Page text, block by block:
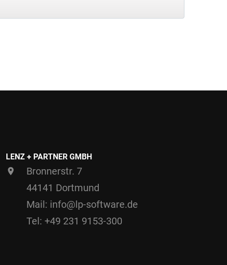
LENZ + PARTNER GMBH
Bronnerstr. 7
44141 Dortmund
Mail: info@lp-software.de
Tel: +49 231 9153-300